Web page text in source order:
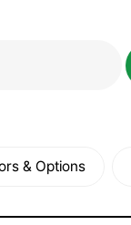
& Options